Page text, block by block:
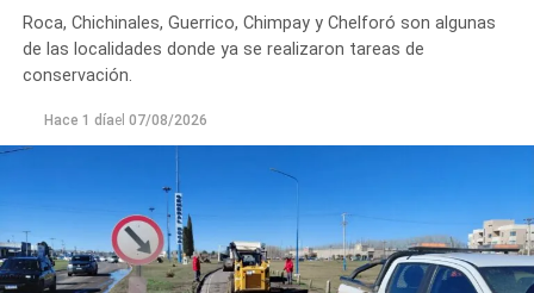
Los equipos técnicos de Aguas Rionegrinas mantienen
un seguimiento constante de la evolución de la turbiedad
con las condiciones que presenta el río.
Roca, Chichinales, Guerrico, Chimpay y Chelforó son algunas
de las localidades donde ya se realizaron tareas de
conservación.
Hace 1 díael 07/08/2026